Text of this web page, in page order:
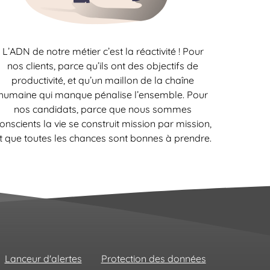
L’ADN de notre métier c’est la réactivité ! Pour
nos clients, parce qu’ils ont des objectifs de
productivité, et qu’un maillon de la chaîne
qui manque pénalise l’ensemble. Pour
nos candidats, parce que nous sommes
la vie se construit mission par mission,
que toutes les chances sont bonnes à prendre.
Lanceur d'alertes Protection des données